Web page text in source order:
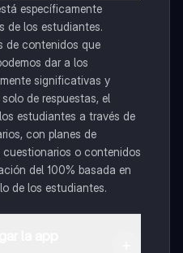
específicamente
de los estudiantes.
de contenidos que
dar a los
significativas y
de respuestas, el
estudiantes a través de
con planes de
cuestionarios o contenidos
del 100% basada en
de los estudiantes.